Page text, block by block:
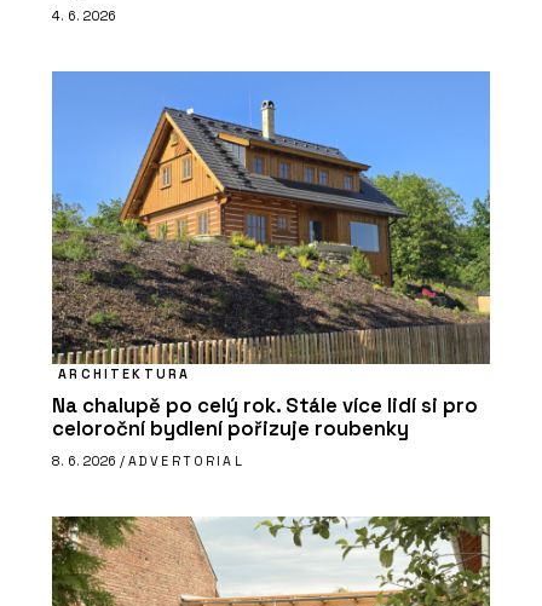
4. 6. 2026
ARCHITEKTURA
Na chalupě po celý rok. Stále více lidí si pro
celoroční bydlení pořizuje roubenky
8. 6. 2026 / ADVERTORIAL